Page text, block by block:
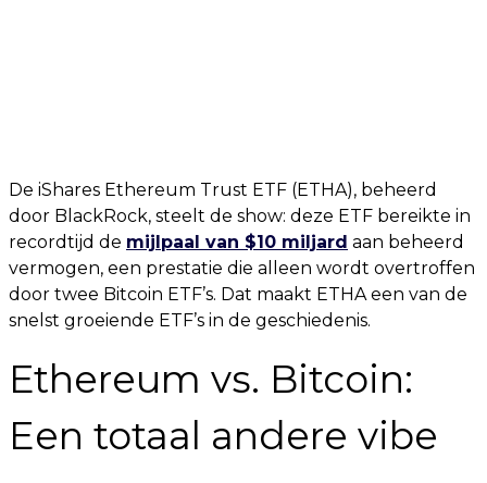
De iShares Ethereum Trust ETF (ETHA), beheerd
door BlackRock, steelt de show: deze ETF bereikte in
recordtijd de mijlpaal van $10 miljard aan beheerd
vermogen, een prestatie die alleen wordt overtroffen
door twee Bitcoin ETF’s. Dat maakt ETHA een van de
snelst groeiende ETF’s in de geschiedenis.
Ethereum vs. Bitcoin:
Een totaal andere vibe